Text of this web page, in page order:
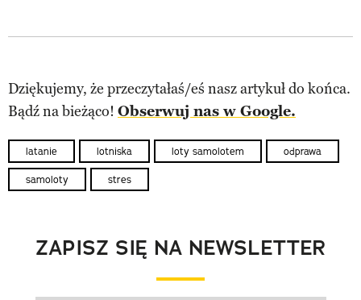
Dziękujemy, że przeczytałaś/eś nasz artykuł do końca.
Bądź na bieżąco! Obserwuj nas w Google.
latanie lotniska loty samolotem odprawa
samoloty stres
ZAPISZ SIĘ NA NEWSLETTER